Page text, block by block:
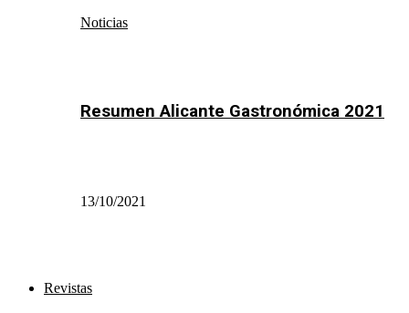
Noticias
Resumen Alicante Gastronómica 2021
13/10/2021
Revistas